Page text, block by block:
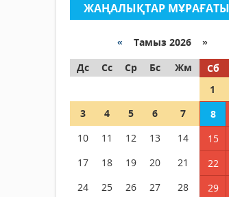
ЖАҢАЛЫҚТАР МҰРАҒАТЫ
« Тамыз 2026 »
Дс
Сс Ср Бс Жм Сб
1
3
4 5 6 7 8
10
11 12 13 14 15
17
18 19 20 21 22
24
25 26 27 28 29